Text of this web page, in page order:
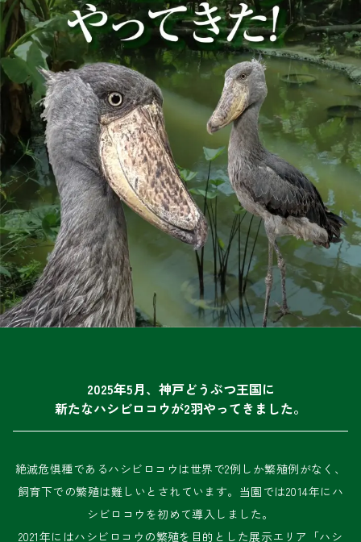
2025年5月、神戸どうぶつ王国に
新たなハシビロコウが2羽やってきました。
絶滅危惧種であるハシビロコウは世界で2例しか繁殖例がなく、
飼育下での繁殖は難しいとされています。当園では2014年にハ
シビロコウを初めて導入しました。
2021年にはハシビロコウの繁殖を目的とした展示エリア「ハシ